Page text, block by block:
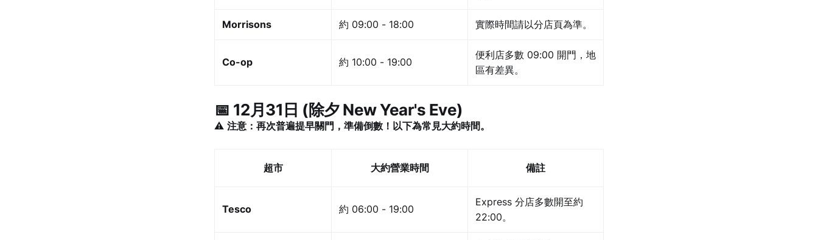
Morrisons 約 09:00 - 18:00 實際時間請以分店頁為準。
Co-op 約 10:00 - 19:00
便利店多數 09:00 開門，地
區有差異。
📅 12月31日 (除夕 New Year's Eve)
⚠️ 注意：再次普遍提早關門，準備倒數！以下為常見大約時間。
超市 大約營業時間 備註
Tesco 約 06:00 - 19:00
Express 分店多數開至約
22:00。